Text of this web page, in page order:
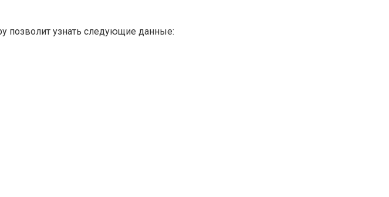
позволит узнать следующие данные: